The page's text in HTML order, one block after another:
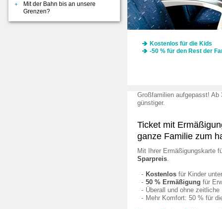
Mit der Bahn bis an unsere
Grenzen?
Kostenlos für die Kids
-50 % für den Rest der
Großfamilien aufgepasst! Ab
günstiger.
Ticket mit
ganze Familie zum
Mit Ihrer Ermäßigungskarte
Sparpreis.
Kostenlos für Kinder
50 % Ermäßigung für
Überall und ohne
Mehr Komfort: 50 % für